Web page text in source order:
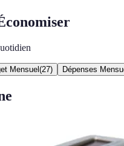
Mensuel (27) Dépenses